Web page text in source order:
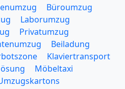
Büroumzug
Laborumzug
Privatumzug
Beiladung
Klaviertransport
Möbeltaxi